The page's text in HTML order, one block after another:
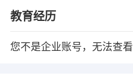
教育经历
您不是企业账号，无法查看